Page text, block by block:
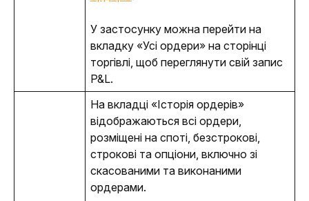
У застосунку можна перейти на
вкладку «Усі ордери» на сторінці
торгівлі, щоб переглянути свій запис
P&L.
На вкладці «Історія ордерів»
відображаються всі ордери,
розміщені на споті, безстрокові,
строкові та опціони, включно зі
скасованими та виконаними
ордерами.